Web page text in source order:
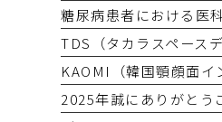
2025年誠にありがとう